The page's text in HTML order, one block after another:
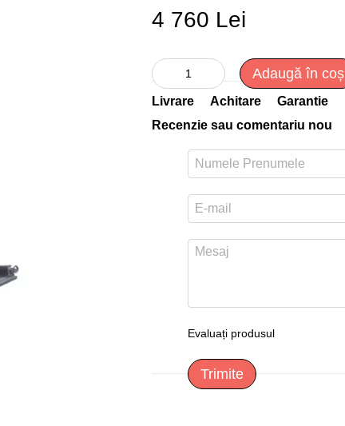
4 760 Lei
Adaugă în coș
Livrare Achitare
Garantie
Recenzie sau comentariu nou
Evaluați produsul
Trimite